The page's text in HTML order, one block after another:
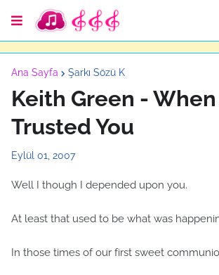
Ana Sayfa Şarkı Sözü K
Keith Green -
Trusted You
Eylül 01, 2007
Well I though I depended upon you.
At least that used to be what was
In those times of our first sweet